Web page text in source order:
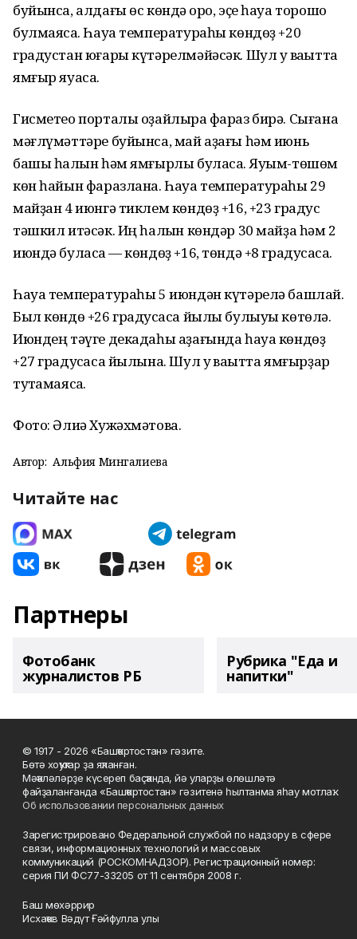
буйынса, алдағы өс көндә ҡоро, эҫе һауа торошо
булмаясаҡ. Һауа температураһы көндөҙ +20
градустан юғары күтәрелмәйәсәк. Шул уҡ ваҡытта
ямғыр яуасаҡ.
Гисметео порталы оҙайлыраҡ фараз бирә. Сығанаҡ
мәғлүмәттәре буйынса, май аҙағы һәм июнь
башы һалҡын һәм ямғырлы буласаҡ. Яуым-төшөм
көн һайын фаразлана. Һауа температураһы 29
майҙан 4 июнгә тиклем көндөҙ +16, +23 градус
тәшкил итәсәк. Иң һалҡын көндәр 30 майҙа һәм 2
июндә буласаҡ — көндөҙ +16, төндә +8 градусҡаса.
Һауа температураһы 5 июндән күтәрелә башлай.
Был көндө +26 градусҡаса йылы булыуы көтөлә.
Июндең тәүге декадаһы аҙағында һауа көндөҙ
+27 градусҡаса йылына. Шул уҡ ваҡытта ямғырҙар
туҡтамаясаҡ.
Фото: Әлиә Хужәхмәтова.
Автор: Альфия Мингалиева
Читайте нас
Партнеры
Фотобанк
журналистов РБ
Рубрика "Еда и
напитки"
© 1917 - 2026 «Башҡортостан» гәзите.
Бөтә хоҡуҡтар ҙа яҡланған.
Мәҡәләләрҙе күсереп баҫҡанда, йә уларҙы өлөшләтә
файҙаланғанда «Башҡортостан» гәзитенә һылтанма яһау мотлаҡ.
Об использовании персональных данных
Зарегистрировано Федеральной службой по надзору в сфере
связи, информационных технологий и массовых
коммуникаций (РОСКОМНАДЗОР). Регистрационный номер:
серия ПИ ФС77-33205 от 11 сентября 2008 г.
Баш мөхәррир
Исхаҡов Вәдүт Ғәйфулла улы